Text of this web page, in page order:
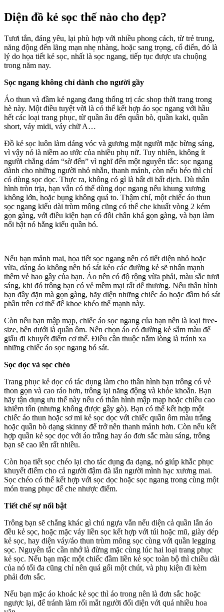
Diện đồ kẻ sọc thế nào cho đẹp?
Tươi tắn, đáng yêu, lại phù hợp với nhiều phong cách, từ trẻ trung,
năng động đến lãng mạn nhẹ nhàng, hoặc sang trọng, cổ điển, đó là
lý do họa tiết kẻ sọc, nhất là sọc ngang, tiếp tục được ưa chuộng
trong năm nay.
Sọc ngang không chỉ dành cho người gầy
Áo thun và đầm kẻ ngang đang thống trị các shop thời trang trong
hè này. Một điều tuyệt vời là có thể kết hợp áo sọc ngang với hầu
hết các loại trang phục, từ quần âu đến quần bò, quần kaki, quần
short, váy midi, váy chữ A…
Đồ kẻ sọc luôn làm dáng vóc và gương mặt người mặc bừng sáng,
vì vậy nó là niềm ao ước của nhiều phụ nữ. Tuy nhiên, không ít
người chẳng dám “sờ đến” vì nghĩ đến một nguyên tắc: sọc ngang
dành cho những người nhỏ nhắn, thanh mảnh, còn nếu béo thì chỉ
có dùng sọc dọc. Thực ra, không có gì là bất di bất dịch. Dù thân
hình tròn trịa, bạn vẫn có thể dùng dọc ngang nếu khung xương
không lớn, hoặc bụng không quá to. Thậm chí, một chiếc áo thun
sọc ngang kiểu dài trùm mông cũng có thể che khuất vòng 2 kém
gọn gàng, với điều kiện bạn có đôi chân khá gọn gàng, và bạn làm
nổi bật nó bằng kiểu quần bó.
Nếu bạn mảnh mai, họa tiết sọc ngang nên có tiết diện nhỏ hoặc
vừa, dáng áo không nên bó sát kẻo các đường kẻ sẽ nhấn mạnh
thêm vẻ hao gầy của bạn. Áo nên có độ rộng vừa phải, màu sắc tươi
sáng, khi đó trông bạn có vẻ mềm mại rất dễ thương. Nếu thân hình
bạn đầy đặn mà gọn gàng, hãy diện những chiếc áo hoặc đầm bó sát
phần trên cơ thể để khoe khéo thế mạnh này.
Còn nếu bạn mập mạp, chiếc áo sọc ngang của bạn nên là loại free-
size, bên dưới là quần ôm. Nên chọn áo có đường kẻ sẫm màu để
giấu đi khuyết điểm cơ thể. Điều cần thuộc nằm lòng là tránh xa
những chiếc áo sọc ngang bó sát.
Sọc dọc và sọc chéo
Trang phục kẻ dọc có tác dụng làm cho thân hình bạn trông có vẻ
thon gọn và cao ráo hơn, trông lại năng động và khỏe khoắn. Bạn
hãy tận dụng ưu thế này nếu có thân hình mập mạp hoặc chiều cao
khiêm tốn (nhưng không được gầy gò). Bạn có thể kết hợp một
chiếc áo thun hoặc sơ mi kẻ sọc dọc với chiếc quần ôm màu trắng
hoặc quần bò dạng skinny để trở nên thanh mảnh hơn. Còn nếu kết
hợp quần kẻ sọc dọc với áo trắng hay áo đơn sắc màu sáng, trông
bạn sẽ cao lên rất nhiều.
Còn họa tiết sọc chéo lại cho tác dụng đa dạng, nó giúp khắc phục
khuyết điểm cho cả người đậm đà lẫn người mình hạc xương mai.
Sọc chéo có thể kết hợp với sọc dọc hoặc sọc ngang trong cùng một
món trang phục để che nhược điểm.
Tiết chế sự nổi bật
Trông bạn sẽ chẳng khác gì chú ngựa vằn nếu diện cả quần lẫn áo
đều kẻ sọc, hoặc mặc váy liền sọc kết hợp với túi hoặc mũ, giày dép
kẻ sọc, hay diện váy/áo thun trùm mông sọc cùng với quần legging
sọc. Nguyên tắc cần nhớ là đừng mặc cùng lúc hai loại trang phục
kẻ sọc. Nếu bạn mặc một chiếc đầm liền kẻ sọc toàn bộ thì chiều dài
của nó tối đa cũng chỉ nên quá gối một chút, và phụ kiện đi kèm
phải đơn sắc.
Nếu bạn mặc áo khoác kẻ sọc thì áo trong nên là đơn sắc hoặc
ngược lại, để tránh làm rối mắt người đối diện với quá nhiều hoa